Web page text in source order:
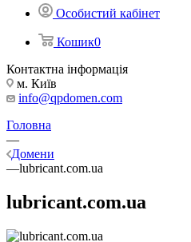
Особистий кабінет
Кошик0
Контактна інформація
м. Київ
info@qpdomen.com
Головна
—
Домени
—lubricant.com.ua
lubricant.com.ua